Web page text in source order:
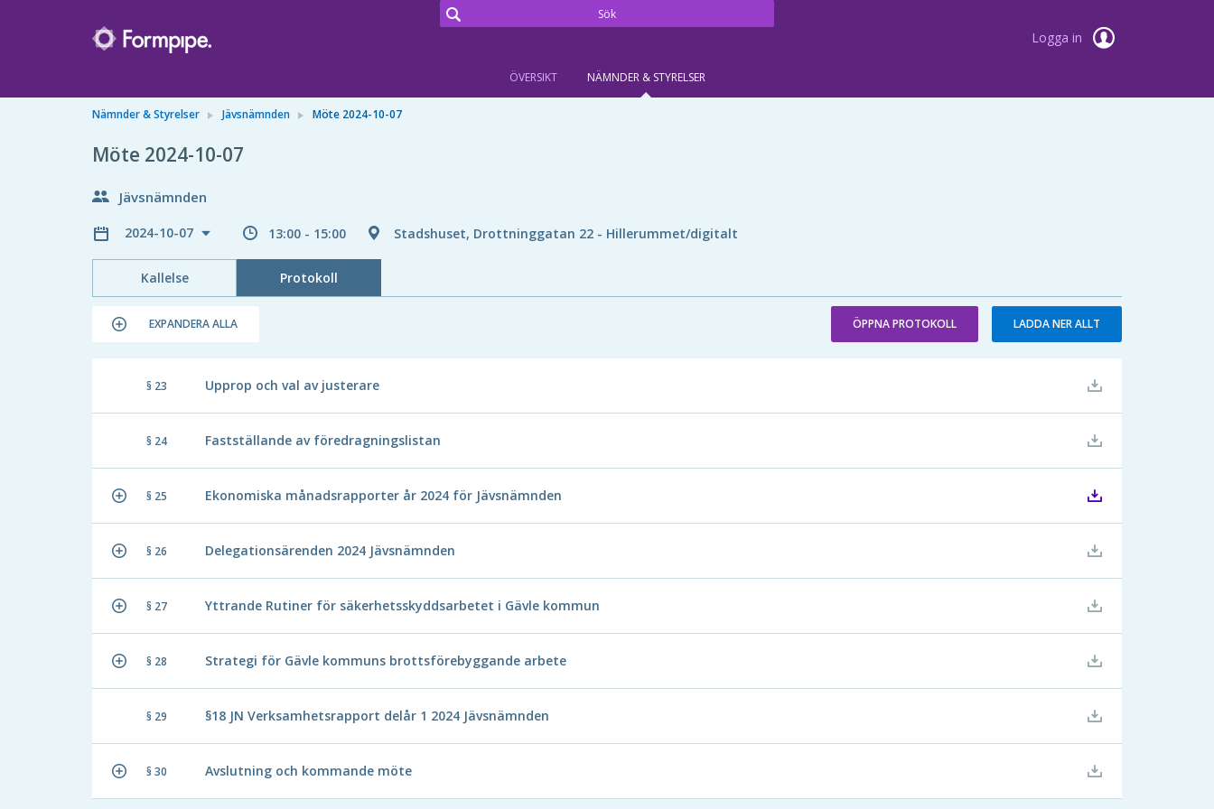
Logga in
ÖVERSIKT NÄMNDER & STYRELSER
Nämnder & Styrelser Jävsnämnden Möte 2024-10-07
Möte 2024-10-07
Jävsnämnden
2024-10-07 13:00 - 15:00 Stadshuset, Drottninggatan 22 - Hillerummet/digitalt
Kallelse Protokoll
EXPANDERA ALLA ÖPPNA PROTOKOLL LADDA NER ALLT
§ 23 Upprop och val av justerare
§ 24 Fastställande av föredragningslistan
§ 25 Ekonomiska månadsrapporter år 2024 för Jävsnämnden
§ 26 Delegationsärenden 2024 Jävsnämnden
§ 27 Yttrande Rutiner för säkerhetsskyddsarbetet i Gävle kommun
§ 28 Strategi för Gävle kommuns brottsförebyggande arbete
§ 29 §18 JN Verksamhetsrapport delår 1 2024 Jävsnämnden
§ 30 Avslutning och kommande möte